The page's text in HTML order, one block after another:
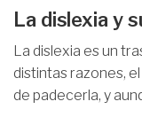
La dislexia y
La dislexia es un
distintas razones,
de padecerla, y